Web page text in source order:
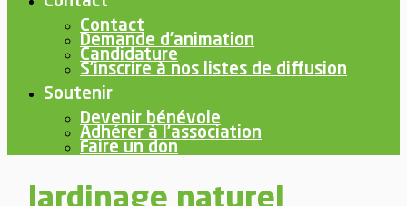
Contact
Demande d’animation
Candidature
S’inscrire à nos listes de diffusion
Soutenir
Devenir bénévole
Adhérer à l’association
Faire un don